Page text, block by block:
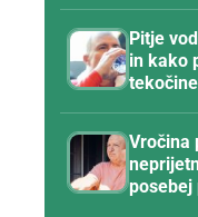
Pitje
in kako
tekočine
Vročina
posebej